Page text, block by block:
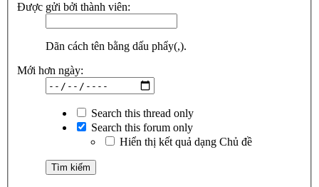
Được gửi bởi thành viên:
Dãn cách tên bằng dấu phẩy(,).
Mới hơn ngày:
Search this thread only
Search this forum only
Hiển thị kết quả dạng Chủ đề